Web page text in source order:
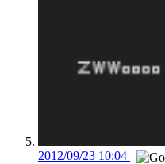
2012/09/23 10:04